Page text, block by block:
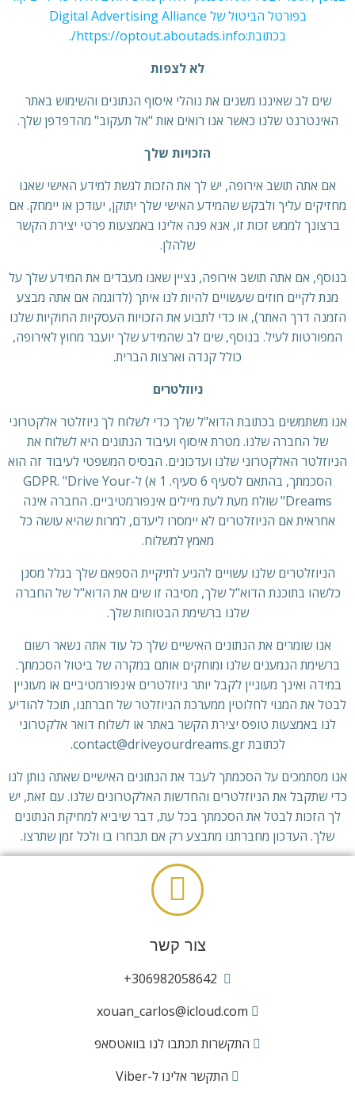
בפורטל הביטול של Digital Advertising Alliance
בכתובת:https://optout.aboutads.info/
.
לא לצפות
שים לב שאיננו משנים את נוהלי איסוף הנתונים והשימוש באתר
האינטרנט שלנו כאשר אנו רואים אות "אל תעקוב" מהדפדפן שלך.
הזכויות שלך
אם אתה תושב אירופה, יש לך את הזכות לגשת למידע האישי שאנו
מחזיקים עליך ולבקש שהמידע האישי שלך יתוקן, יעודכן או יימחק. אם
ברצונך לממש זכות זו, אנא פנה אלינו באמצעות פרטי יצירת הקשר
שלהלן.
בנוסף, אם אתה תושב אירופה, נציין שאנו מעבדים את המידע שלך על
מנת לקיים חוזים שעשויים להיות לנו איתך (לדוגמה אם אתה מבצע
הזמנה דרך האתר), או כדי לתבוע את הזכויות העסקיות החוקיות שלנו
המפורטות לעיל. בנוסף, שים לב שהמידע שלך יועבר מחוץ לאירופה,
כולל קנדה וארצות הברית.
ניוזלטרים
אנו משתמשים בכתובת הדוא"ל שלך כדי לשלוח לך ניוזלטר אלקטרוני
של החברה שלנו. מטרת איסוף ועיבוד הנתונים היא לשלוח את
הניוזלטר האלקטרוני שלנו ועדכונים. הבסיס המשפטי לעיבוד זה הוא
הסכמתך, בהתאם לסעיף 6 סעיף. 1 א) ל-GDPR. "Drive Your
Dreams" שולח מעת לעת מיילים אינפורמטיביים. החברה אינה
אחראית אם הניוזלטרים לא יימסרו ליעדם, למרות שהיא עושה כל
מאמץ למשלוח.
הניוזלטרים שלנו עשויים להגיע לתיקיית הספאם שלך בגלל מסנן
כלשהו בתוכנת הדוא"ל שלך, מסיבה זו שים את הדוא"ל של החברה
שלנו ברשימת הבטוחות שלך.
אנו שומרים את הנתונים האישיים שלך כל עוד אתה נשאר רשום
ברשימת הנמענים שלנו ומוחקים אותם במקרה של ביטול הסכמתך.
במידה ואינך מעוניין לקבל יותר ניוזלטרים אינפורמטיביים או מעוניין
לבטל את המנוי לחלוטין ממערכת הניוזלטר של חברתנו, תוכל להודיע
לנו באמצעות טופס יצירת הקשר באתר או לשלוח דואר אלקטרוני
לכתובת contact@driveyourdreams.gr.
אנו מסתמכים על הסכמתך לעבד את הנתונים האישיים שאתה נותן לנו
כדי שתקבל את הניוזלטרים והחדשות האלקטרונים שלנו. עם זאת, יש
לך הזכות לבטל את הסכמתך בכל עת, דבר שיביא למחיקת הנתונים
שלך. העדכון מחברתנו מתבצע רק אם תבחרו בו ולכל זמן שתרצו.
החוק החל ובתי המשפט המוסמכים
החוק היווני מסדיר את החוזים שנכרתו עם החנות המקוונת שלנו ובתי
המשפט של אתונה אחראים בלעדית לפתרון מחלוקות הנובעות
מחוזים כאלה.
שמירת נתונים
כאשר אתה ממלא את טופס יצירת הקשר דרך האתר, אנו נשמור את
העבודה שלנו או מסיבות תפעוליות, משפטיות או רגולטוריות אחרות.
צור קשר
התקשר אלינו ל-Viber